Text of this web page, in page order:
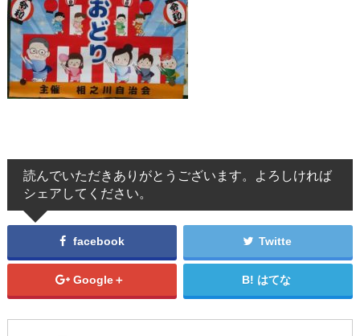
読んでいただきありがとうございます。よろしければ
シェアしてください。
facebook Twitte
Google＋ はてな